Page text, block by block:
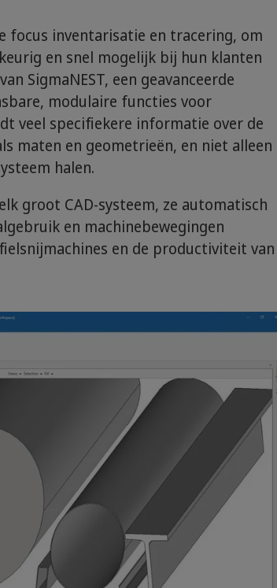
focus inventarisatie en tracering, om
en snel mogelijk bij hun klanten
SigmaNEST, een geavanceerde
modulaire functies voor
veel specifiekere informatie over de
maten en geometrieën, en niet alleen
halen.
groot CAD-systeem, ze automatisch
en machinebewegingen
en de productiviteit van